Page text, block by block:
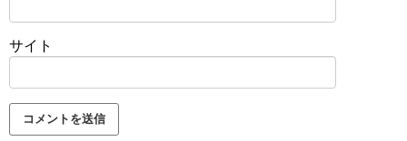
サイト